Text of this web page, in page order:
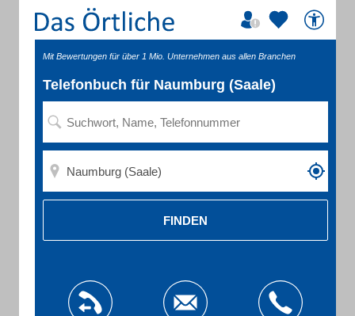
Mit Bewertungen für über 1 Mio. Unternehmen aus allen Branchen
Telefonbuch für Naumburg (Saale)
FINDEN